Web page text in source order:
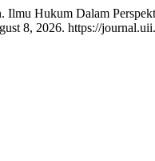
Ilmu Hukum Dalam
8, 2026. https://